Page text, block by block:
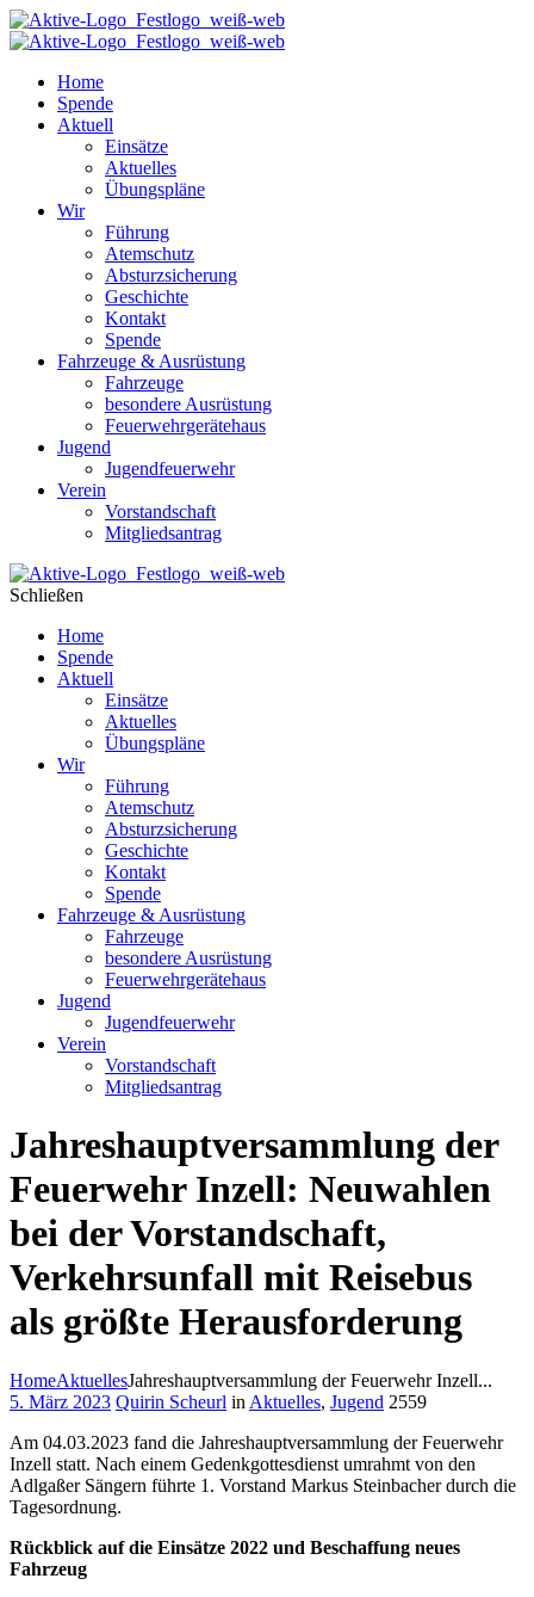
Home
Spende
Aktuell
Einsätze
Aktuelles
Übungspläne
Wir
Führung
Atemschutz
Absturzsicherung
Geschichte
Kontakt
Spende
Fahrzeuge & Ausrüstung
Fahrzeuge
besondere Ausrüstung
Feuerwehrgerätehaus
Jugend
Jugendfeuerwehr
Verein
Vorstandschaft
Mitgliedsantrag
Schließen
Home
Spende
Aktuell
Einsätze
Aktuelles
Übungspläne
Wir
Führung
Atemschutz
Absturzsicherung
Geschichte
Kontakt
Spende
Fahrzeuge & Ausrüstung
Fahrzeuge
besondere Ausrüstung
Feuerwehrgerätehaus
Jugend
Jugendfeuerwehr
Verein
Vorstandschaft
Mitgliedsantrag
Jahreshauptversammlung der
Feuerwehr Inzell: Neuwahlen
bei der Vorstandschaft,
Verkehrsunfall mit Reisebus
als größte Herausforderung
HomeAktuellesJahreshauptversammlung der Feuerwehr Inzell...
5. März 2023 Quirin Scheurl in Aktuelles, Jugend 2559
Am 04.03.2023 fand die Jahreshauptversammlung der Feuerwehr
Inzell statt. Nach einem Gedenkgottesdienst umrahmt von den
Adlgaßer Sängern führte 1. Vorstand Markus Steinbacher durch die
Tagesordnung.
Rückblick auf die Einsätze 2022 und Beschaffung neues
Fahrzeug